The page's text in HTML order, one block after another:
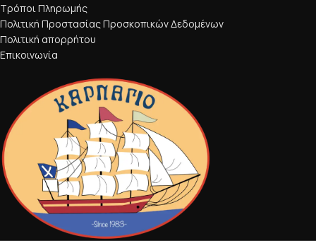
Τρόποι Πληρωμής
Πολιτική Προστασίας Προσκοπικών Δεδομένων
Πολιτική απορρήτου
Επικοινωνία